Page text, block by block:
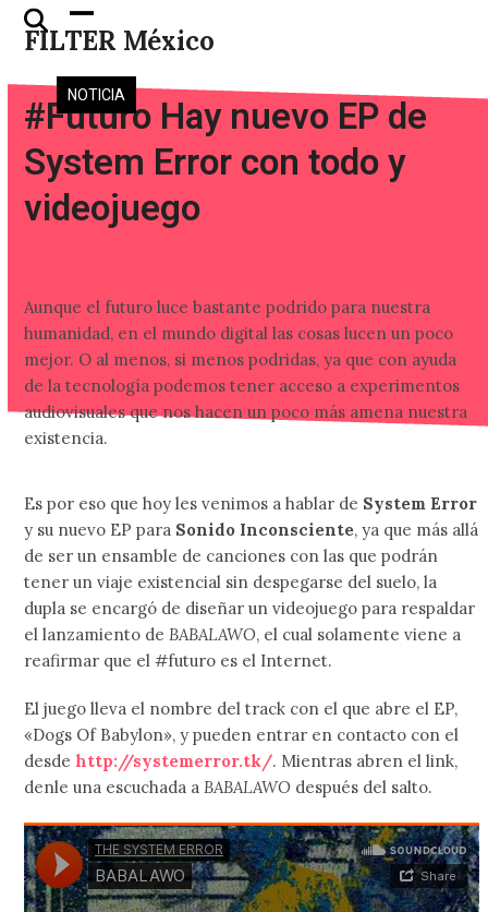
Skip
FILTER México
Open
mobile
menu
Close
mobile
menu
NOTICIA
#Futuro Hay nuevo EP de
System Error con todo y
videojuego
Aunque el futuro luce bastante podrido para nuestra
humanidad, en el mundo digital las cosas lucen un poco
mejor. O al menos, si menos podridas, ya que con ayuda
de la tecnología podemos tener acceso a experimentos
audiovisuales que nos hacen un poco más amena nuestra
existencia.
Es por eso que hoy les venimos a hablar de System Error
y su nuevo EP para Sonido Inconsciente, ya que más allá
de ser un ensamble de canciones con las que podrán
tener un viaje existencial sin despegarse del suelo, la
dupla se encargó de diseñar un videojuego para respaldar
el lanzamiento deBABALAWO, el cual solamente viene a
reafirmar que el #futuro es el Internet.
El juego lleva el nombre del track con el que abre el EP,
«Dogs Of Babylon», y pueden entrar en contacto con el
desde http://systemerror.tk/. Mientras abren el link,
denle una escuchada aBABALAWO después del salto.